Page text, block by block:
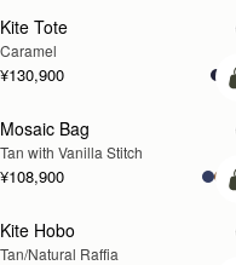
Kite Tote
Caramel
¥130,900
Mosaic Bag
Tan with Vanilla Stitch
¥108,900
Kite Hobo
Tan/Natural Raffia